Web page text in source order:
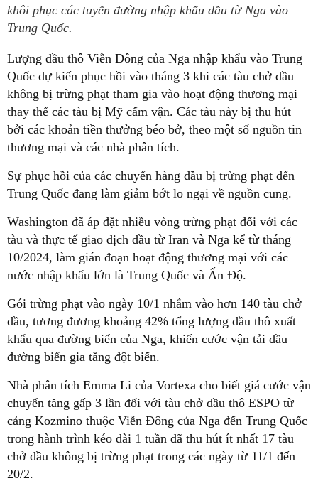
khôi phục các tuyến đường nhập khẩu dầu từ Nga vào
Trung Quốc.
Lượng dầu thô Viễn Đông của Nga nhập khẩu vào Trung
Quốc dự kiến phục hồi vào tháng 3 khi các tàu chở dầu
không bị trừng phạt tham gia vào hoạt động thương mại
thay thế các tàu bị Mỹ cấm vận. Các tàu này bị thu hút
bởi các khoản tiền thưởng béo bở, theo một số nguồn tin
thương mại và các nhà phân tích.
Sự phục hồi của các chuyến hàng dầu bị trừng phạt đến
Trung Quốc đang làm giảm bớt lo ngại về nguồn cung.
Washington đã áp đặt nhiều vòng trừng phạt đối với các
tàu và thực tế giao dịch dầu từ Iran và Nga kể từ tháng
10/2024, làm gián đoạn hoạt động thương mại với các
nước nhập khẩu lớn là Trung Quốc và Ấn Độ.
Gói trừng phạt vào ngày 10/1 nhắm vào hơn 140 tàu chở
dầu, tương đương khoảng 42% tổng lượng dầu thô xuất
khẩu qua đường biển của Nga, khiến cước vận tải dầu
đường biển gia tăng đột biến.
Nhà phân tích Emma Li của Vortexa cho biết giá cước vận
chuyển tăng gấp 3 lần đối với tàu chở dầu thô ESPO từ
cảng Kozmino thuộc Viễn Đông của Nga đến Trung Quốc
trong hành trình kéo dài 1 tuần đã thu hút ít nhất 17 tàu
chở dầu không bị trừng phạt trong các ngày từ 11/1 đến
20/2.